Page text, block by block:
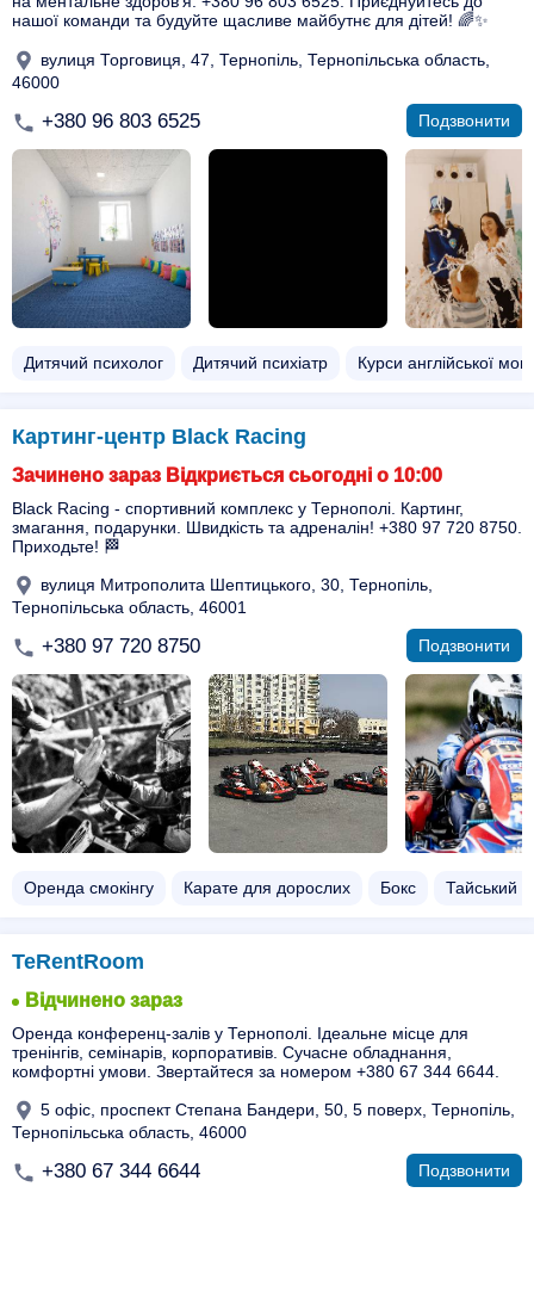
нашої команди та будуйте щасливе майбутнє для дітей! 🌈✨
вулиця Торговиця, 47, Тернопіль, Тернопільська область,
46000
+380 96 803 6525 Подзвонити
Дитячий психолог Дитячий психіатр Курси англійської
Картинг-центр Black Racing
Зачинено зараз Відкриється сьогодні о 10:00
Black Racing - спортивний комплекс у Тернополі. Картинг,
змагання, подарунки. Швидкість та адреналін! +380 97 720 8750.
Приходьте! 🏁
вулиця Митрополита Шептицького, 30, Тернопіль,
Тернопільська область, 46001
+380 97 720 8750 Подзвонити
Оренда смокінгу Карате для дорослих Бокс Тайський
TeRentRoom
Відчинено зараз
Оренда конференц-залів у Тернополі. Ідеальне місце для
тренінгів, семінарів, корпоративів. Сучасне обладнання,
комфортні умови. Звертайтеся за номером +380 67 344 6644.
5 офіс, проспект Степана Бандери, 50, 5 поверх, Тернопіль,
Тернопільська область, 46000
+380 67 344 6644 Подзвонити